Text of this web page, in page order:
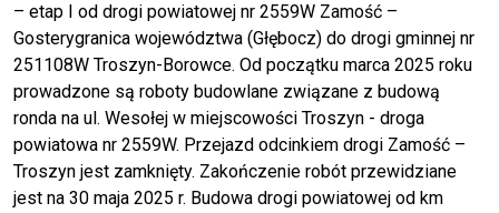
– etap I od drogi powiatowej nr 2559W Zamość –
Gosterygranica województwa (Głębocz) do drogi gminnej nr
251108W Troszyn-Borowce. Od początku marca 2025 roku
prowadzone są roboty budowlane związane z budową
ronda na ul. Wesołej w miejscowości Troszyn - droga
powiatowa nr 2559W. Przejazd odcinkiem drogi Zamość –
Troszyn jest zamknięty. Zakończenie robót przewidziane
jest na 30 maja 2025 r. Budowa drogi powiatowej od km